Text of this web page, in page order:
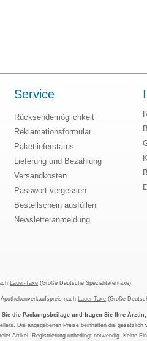
Service
Rücksendemöglichkeit
Reklamationsformular
Paketlieferstatus
Lieferung und Bezahlung
Versandkosten
Passwort vergessen
Bestellschein ausfüllen
Newsletteranmeldung
Lauer-Taxe (Große Deutsche Spezialitätentaxe)
nach Lauer-Taxe (Große
die Packungsbeilage und fragen Sie Ihre
Die angegebenen Preise beinhalten die gesetzlich
Artikel. Registrierung unbedingt notwendig. Keine